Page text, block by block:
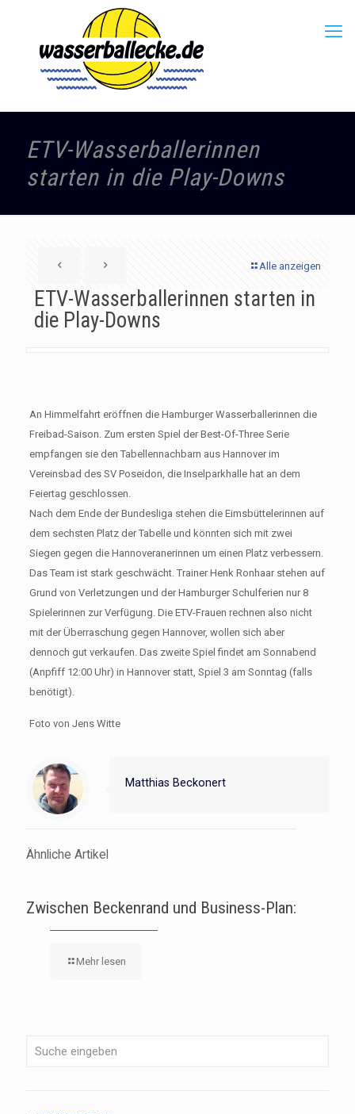
ETV-Wasserballerinnen
starten in die Play-Downs
Alle anzeigen
ETV-Wasserballerinnen starten in
die Play-Downs
An Himmelfahrt eröffnen die Hamburger Wasserballerinnen die
Freibad-Saison. Zum ersten Spiel der Best-Of-Three Serie
empfangen sie den Tabellennachbarn aus Hannover im
Vereinsbad des SV Poseidon, die Inselparkhalle hat an dem
Feiertag geschlossen.
Nach dem Ende der Bundesliga stehen die Eimsbüttelerinnen auf
dem sechsten Platz der Tabelle und könnten sich mit zwei
Siegen gegen die Hannoveranerinnen um einen Platz verbessern.
Das Team ist stark geschwächt. Trainer Henk Ronhaar stehen auf
Grund von Verletzungen und der Hamburger Schulferien nur 8
Spielerinnen zur Verfügung. Die ETV-Frauen rechnen also nicht
mit der Überraschung gegen Hannover, wollen sich aber
dennoch gut verkaufen. Das zweite Spiel findet am Sonnabend
(Anpfiff 12:00 Uhr) in Hannover statt, Spiel 3 am Sonntag (falls
benötigt).
Foto von Jens Witte
Matthias Beckonert
Ähnliche Artikel
Zwischen Beckenrand und Business-Plan:
Mehr lesen